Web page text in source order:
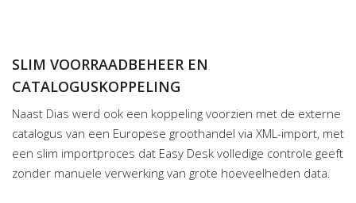
SLIM VOORRAADBEHEER EN
CATALOGUSKOPPELING
Naast Dias werd ook een koppeling voorzien met de externe
catalogus van een Europese groothandel via XML-import, met
een slim importproces dat Easy Desk volledige controle geeft
zonder manuele verwerking van grote hoeveelheden data.